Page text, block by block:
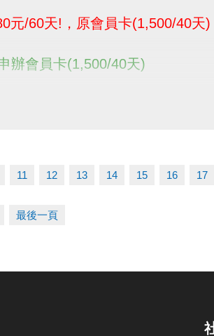
元/60天!，原會員卡(1,500/40天)
辦會員卡(1,500/40天)
11 12 13 14 15 16 17
最後一頁